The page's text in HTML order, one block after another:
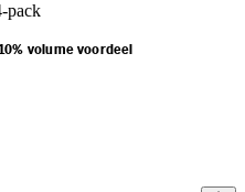
pack
volume voordeel